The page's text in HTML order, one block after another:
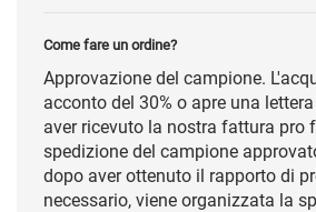
Come fare un ordine?
Approvazione del campione.
acconto del 30% o apre una
aver ricevuto la nostra fattura pro
spedizione del campione
dopo aver ottenuto il rapporto di
necessario, viene organizzata la